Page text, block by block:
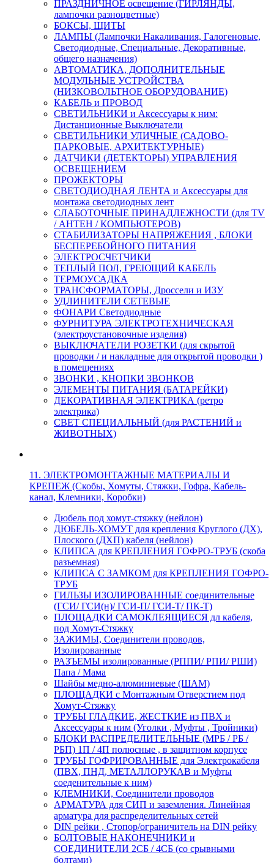
ПРАЗДНИЧНОЕ освещение (ГИРЛЯНДЫ,
лампочки разноцветные)
БОКСЫ, ЩИТЫ
ЛАМПЫ (Лампочки Накаливания, Галогеновые,
Светодиодные, Специальные, Декоративные,
общего назначения)
АВТОМАТИКА, ДОПОЛНИТЕЛЬНЫЕ
МОДУЛЬНЫЕ УСТРОЙСТВА
(НИЗКОВОЛЬТНОЕ ОБОРУДОВАНИЕ)
КАБЕЛЬ и ПРОВОД
СВЕТИЛЬНИКИ и Аксессуары к ним:
Дистанционные Выключатели
СВЕТИЛЬНИКИ УЛИЧНЫЕ (САДОВО-
ПАРКОВЫЕ, АРХИТЕКТУРНЫЕ)
ДАТЧИКИ (ДЕТЕКТОРЫ) УПРАВЛЕНИЯ
ОСВЕЩЕНИЕМ
ПРОЖЕКТОРЫ
СВЕТОДИОДНАЯ ЛЕНТА и Аксессуары для
монтажа светодиодных лент
СЛАБОТОЧНЫЕ ПРИНАДЛЕЖНОСТИ (для TV
/ АНТЕН / КОМПЬЮТЕРОВ)
СТАБИЛИЗАТОРЫ НАПРЯЖЕНИЯ , БЛОКИ
БЕСПЕРЕБОЙНОГО ПИТАНИЯ
ЭЛЕКТРОСЧЕТЧИКИ
ТЕПЛЫЙ ПОЛ, ГРЕЮЩИЙ КАБЕЛЬ
ТЕРМОУСАДКА
ТРАНСФОРМАТОРЫ, Дроссели и ИЗУ
УДЛИНИТЕЛИ СЕТЕВЫЕ
ФОНАРИ Светодиодные
ФУРНИТУРА ЭЛЕКТРОТЕХНИЧЕСКАЯ
(электроустановочные изделия)
ВЫКЛЮЧАТЕЛИ РОЗЕТКИ (для скрытой
проводки / и накладные для открытой проводки )
в помещениях
ЗВОНКИ , КНОПКИ ЗВОНКОВ
ЭЛЕМЕНТЫ ПИТАНИЯ (БАТАРЕЙКИ)
ДЕКОРАТИВНАЯ ЭЛЕКТРИКА (ретро
электрика)
СВЕТ СПЕЦИАЛЬНЫЙ (для РАСТЕНИЙ и
ЖИВОТНЫХ)
11. ЭЛЕКТРОМОНТАЖНЫЕ МАТЕРИАЛЫ И
КРЕПЕЖ (Скобы, Хомуты, Стяжки, Гофра, Кабель-
канал, Клемники, Коробки)
Дюбель под хомут-стяжку (нейлон)
ДЮБЕЛЬ-ХОМУТ для крепления Круглого (ДХ),
Плоского (ДХП) кабеля (нейлон)
КЛИПСА для КРЕПЛЕНИЯ ГОФРО-ТРУБ (скоба
разъемная)
КЛИПСА С ЗАМКОМ для КРЕПЛЕНИЯ ГОФРО-
ТРУБ
ГИЛЬЗЫ ИЗОЛИРОВАННЫЕ соединительные
(ГСИ/ ГСИ(н)/ ГСИ-П/ ГСИ-Т/ ПК-Т)
ПЛОЩАДКИ САМОКЛЕЯЩИЕСЯ дл кабеля,
под Хомут-Стяжку
ЗАЖИМЫ, Соединители проводов,
Изолированные
РАЗЪЕМЫ изолированные (РППИ/ РПИ/ РШИ)
Папа / Мама
Шайбы медно-алюминиевые (ШАМ)
ПЛОЩАДКИ с Монтажным Отверстием под
Хомут-Стяжку
ТРУБЫ ГЛАДКИЕ, ЖЕСТКИЕ из ПВХ и
Аксессуары к ним (Уголки , Муфты , Тройники)
БЛОКИ РАСПРЕДЕЛИТЕЛЬНЫЕ (МРБ / РБ /
РБП) 1П / 4П полюсные , в защитном корпусе
ТРУБЫ ГОФРИРОВАННЫЕ для Электрокабеля
(ПВХ, ПНД, МЕТАЛЛОРУКАВ и Муфты
соеденительные к ним)
КЛЕМНИКИ, Соединители проводов
АРМАТУРА для СИП и заземления. Линейная
арматура для распределительных сетей
DIN рейки , Стопор/ограничитель на DIN рейку
БОЛТОВЫЕ НАКОНЕЧНИКИ и
СОЕДИНИТЕЛИ 2СБ / 4СБ (со срывными
болтами)